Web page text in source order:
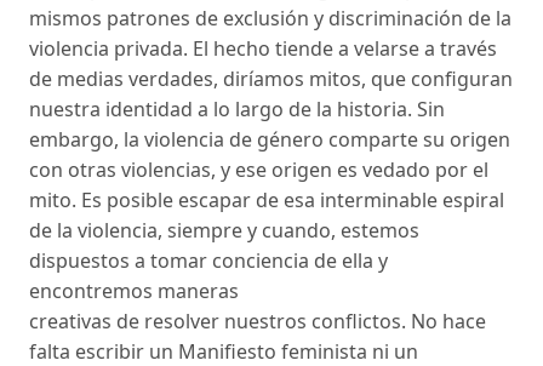
mismos patrones de exclusión y discriminación de la
violencia privada. El hecho tiende a velarse a través
de medias verdades, diríamos mitos, que configuran
nuestra identidad a lo largo de la historia. Sin
embargo, la violencia de género comparte su origen
con otras violencias, y ese origen es vedado por el
mito. Es posible escapar de esa interminable espiral
de la violencia, siempre y cuando, estemos
dispuestos a tomar conciencia de ella y
encontremos maneras
creativas de resolver nuestros conflictos. No hace
falta escribir un Manifiesto feminista ni un